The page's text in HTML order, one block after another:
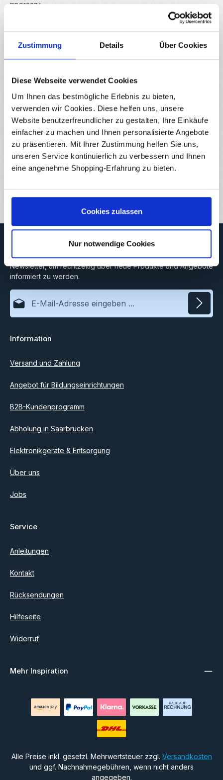
Zustimmung Details Über Cookies
Diese Webseite verwendet Cookies
Um Ihnen das bestmögliche Erlebnis zu bieten,
verwenden wir Cookies. Diese helfen uns, unsere
Website benutzerfreundlicher zu gestalten, Ihre Einkäufe
einfacher zu machen und Ihnen personalisierte Angebote
zu präsentieren. Mit Ihrer Zustimmung helfen Sie uns,
unseren Service kontinuierlich zu verbessern und Ihnen
eine angenehme Shopping-Erfahrung zu bieten.
Cookies zulassen
Nur notwendige Cookies
RBS13974
Hersteller:
your droid
Beschreibung
Metallschichtwiderstand für DIY-Elektronik, Robotik, Arduino,
Raspberry Pi uvm. Linearer Festwiderstand mit
Eigenschaften
Hersteller
Downloads
Bewertungen
Abonnieren Sie jetzt unseren regelmäßig erscheinenden
Newsletter, um rechtzeitig über neue Produkte und Angebote
informiert zu werden.
E-Mail-Adresse*
Ich habe dieDatenschutzbestimmungen
einverstanden.
Information
Versand und Zahlung
Angebot für Bildungseinrichtungen
B2B-Kundenprogramm
Abholung in Saarbrücken
Elektronikgeräte & Entsorgung
Über uns
Jobs
Service
Anleitungen
Kontakt
Rücksendungen
Hilfeseite
Widerruf
Mehr Inspiration
Alle Preise inkl. gesetzl. Mehrwertsteuer zzgl. Versandkosten
und ggf. Nachnahmegebühren, wenn nicht anders
angegeben.